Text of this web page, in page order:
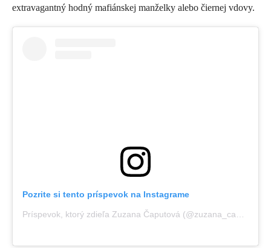
extravagantný hodný mafiánskej manželky alebo čiernej vdovy.
Pozrite si tento príspevok na Instagrame
Príspevok, ktorý zdieľa Zuzana Čaputová (@zuzana_caputova)